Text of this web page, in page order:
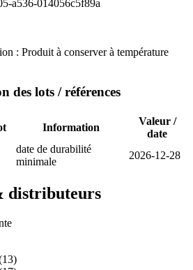
a536-014056c5f89a
: Produit à conserver à température
des lots / références
Information
Valeur /
date
date de durabilité
minimale
2026-12-28
distributeurs